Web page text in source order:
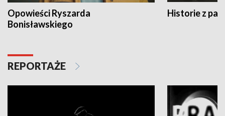
Opowieści Ryszarda
Bonisławskiego
Historie z
REPORTAŻE